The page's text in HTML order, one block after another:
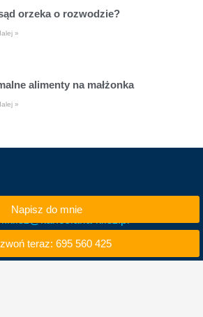
orzeka o rozwodzie?
»
alimenty na małżonka
»
i.klisz@kancelaria-klisz.pl
Napisz do mnie
teraz: 695 560 425